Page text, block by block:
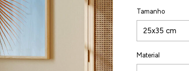
Tamanho
Material